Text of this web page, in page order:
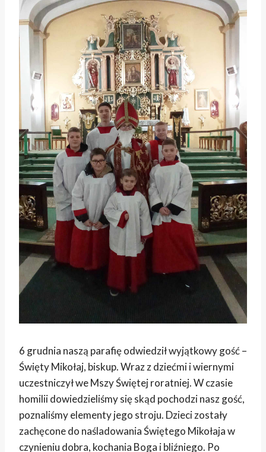
6 grudnia naszą parafię odwiedził wyjątkowy gość –
Święty Mikołaj, biskup. Wraz z dziećmi i wiernymi
uczestniczył we Mszy Świętej roratniej. W czasie
homilii dowiedzieliśmy się skąd pochodzi nasz gość,
poznaliśmy elementy jego stroju. Dzieci zostały
zachęcone do naśladowania Świętego Mikołaja w
czynieniu dobra, kochania Boga i bliźniego. Po